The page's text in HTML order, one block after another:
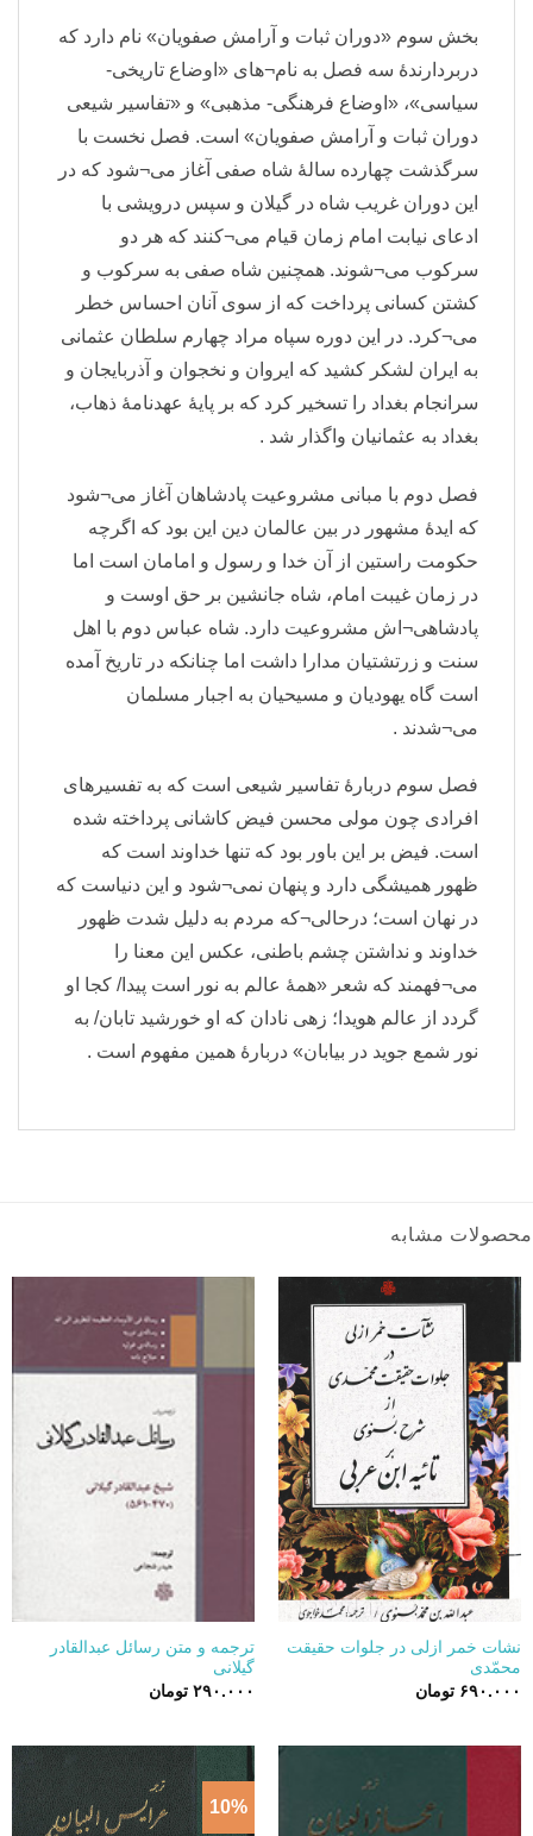
بخش سوم «دوران ثبات و آرامش صفویان» نام دارد که
دربردارندهٔ سه فصل به نام¬های «اوضاع تاریخی-
سیاسی»، «اوضاع فرهنگی- مذهبی» و «تفاسیر شیعی
دوران ثبات و آرامش صفویان» است. فصل نخست با
سرگذشت چهارده سالهٔ شاه صفی آغاز می¬شود که در
این دوران غریب شاه در گیلان و سپس درویشی با
ادعای نیابت امام زمان قیام می¬کنند که هر دو
سرکوب می¬شوند. همچنین شاه صفی به سرکوب و
کشتن کسانی پرداخت که از سوی آنان احساس خطر
می¬کرد. در این دوره سپاه مراد چهارم سلطان عثمانی
به ایران لشکر کشید که ایروان و نخجوان و آذربایجان و
سرانجام بغداد را تسخیر کرد که بر پایهٔ عهدنامهٔ ذهاب،
بغداد به عثمانیان واگذار شد .
فصل دوم با مبانی مشروعیت پادشاهان آغاز می¬شود
که ایدهٔ مشهور در بین عالمان دین این بود که اگرچه
حکومت راستین از آن خدا و رسول و امامان است اما
در زمان غیبت امام، شاه جانشین بر حق اوست و
پادشاهی¬اش مشروعیت دارد. شاه عباس دوم با اهل
سنت و زرتشتیان مدارا داشت اما چنانکه در تاریخ آمده
است گاه یهودیان و مسیحیان به اجبار مسلمان
می¬شدند .
فصل سوم دربارهٔ تفاسیر شیعی است که به تفسیرهای
افرادی چون مولی محسن فیض کاشانی پرداخته شده
است. فیض بر این باور بود که تنها خداوند است که
ظهور همیشگی دارد و پنهان نمی¬شود و این دنیاست که
در نهان است؛ درحالی¬که مردم به دلیل شدت ظهور
خداوند و نداشتن چشم باطنی، عکس این معنا را
می¬فهمند که شعر «همهٔ عالم به نور است پیدا/ کجا او
گردد از عالم هویدا؛ زهی نادان که او خورشید تابان/ به
نور شمع جوید در بیابان» دربارهٔ همین مفهوم است .
محصولات مشابه
نشات خمر ازلی در جلوات حقیقت
محمّدی
۶۹۰.۰۰۰ تومان
ترجمه و متن رسائل عبدالقادر
گیلانی
۲۹۰.۰۰۰ تومان
10%